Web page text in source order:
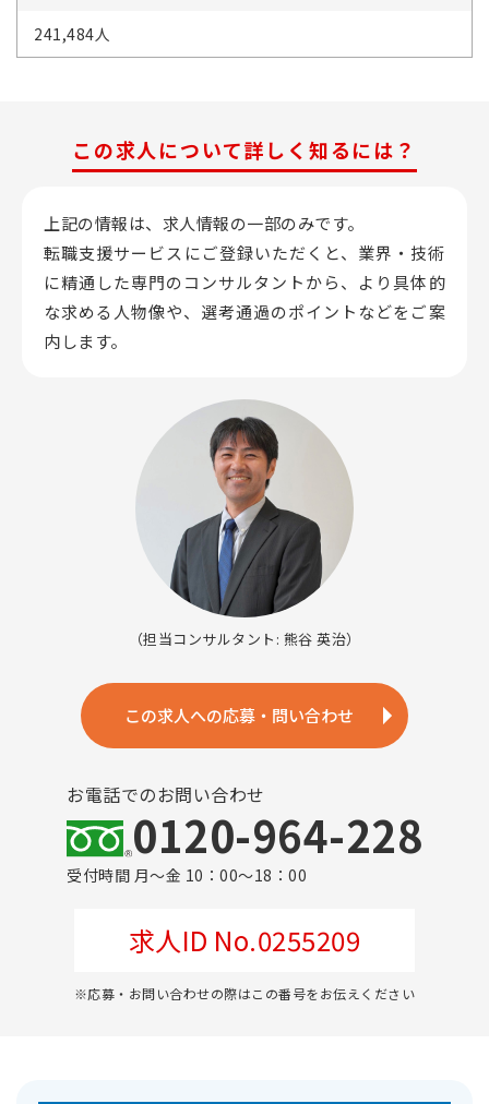
241,484人
この求人について詳しく知るには？
上記の情報は、求人情報の一部のみです。
転職支援サービスにご登録いただくと、業界・技術
に精通した専門のコンサルタントから、 より具体的
な求める人物像や、選考通過のポイントなどをご案
内します。
（担当コンサルタント: 熊谷 英治）
この求人への応募・問い合わせ
お電話でのお問い合わせ
0120-964-228
受付時間 月～金 10：00～18：00
求人ID No.0255209
※応募・お問い合わせの際はこの番号をお伝えください